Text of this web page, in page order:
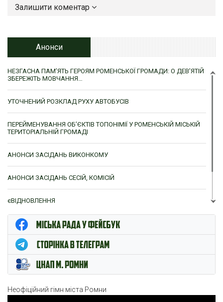
Залишити коментар
Анонси
НЕЗГАСНА ПАМ’ЯТЬ ГЕРОЯМ РОМЕНСЬКОЇ ГРОМАДИ: О ДЕВ’ЯТІЙ
ЗБЕРЕЖІТЬ МОВЧАННЯ…
УТОЧНЕНИЙ РОЗКЛАД РУХУ АВТОБУСІВ
ПЕРЕЙМЕНУВАННЯ ОБ’ЄКТІВ ТОПОНІМІЇ У РОМЕНСЬКІЙ МІСЬКІЙ
ТЕРИТОРІАЛЬНІЙ ГРОМАДІ
АНОНСИ ЗАСІДАНЬ ВИКОНКОМУ
АНОНСИ ЗАСІДАНЬ СЕСІЙ, КОМІСІЙ
єВІДНОВЛЕННЯ
ЦНАП м. Ромни
Неофіційний гімн міста Ромни